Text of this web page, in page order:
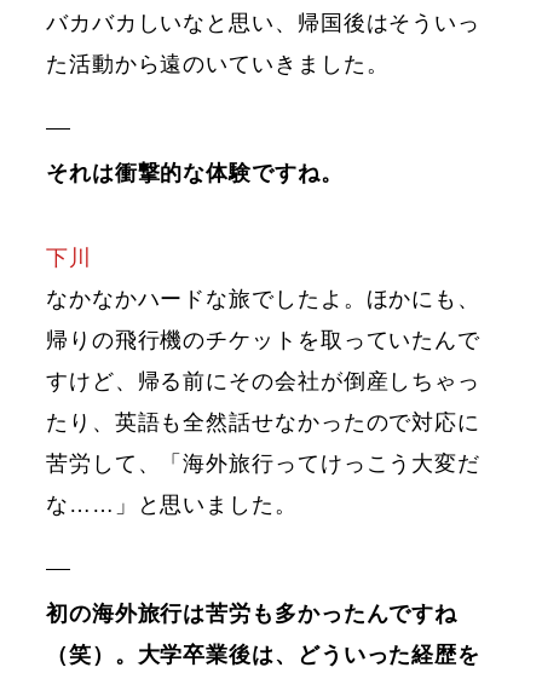
バカバカしいなと思い、帰国後はそういっ
た活動から遠のいていきました。
それは衝撃的な体験ですね。
下川
なかなかハードな旅でしたよ。ほかにも、
帰りの飛行機のチケットを取っていたんで
すけど、帰る前にその会社が倒産しちゃっ
たり、英語も全然話せなかったので対応に
苦労して、「海外旅行ってけっこう大変だ
な……」と思いました。
初の海外旅行は苦労も多かったんですね
（笑）。大学卒業後は、どういった経歴を